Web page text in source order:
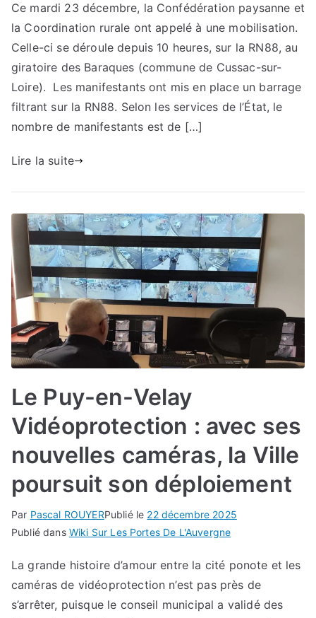
Ce mardi 23 décembre, la Confédération paysanne et
la Coordination rurale ont appelé à une mobilisation.
Celle-ci se déroule depuis 10 heures, sur la RN88, au
giratoire des Baraques (commune de Cussac-sur-
Loire). Les manifestants ont mis en place un barrage
filtrant sur la RN88. Selon les services de l’État, le
nombre de manifestants est de […]
Lire la suite
Le Puy-en-Velay
Vidéoprotection : avec ses
nouvelles caméras, la Ville
poursuit son déploiement
Par Pascal ROUYERPublié le 22 décembre 2025
Publié dans Wiki Sur Les Portes De L'Auvergne
La grande histoire d’amour entre la cité ponote et les
caméras de vidéoprotection n’est pas près de
s’arrêter, puisque le conseil municipal a validé des